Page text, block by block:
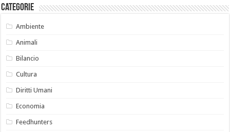
Categorie
Ambiente
Animali
Bilancio
Cultura
Diritti Umani
Economia
Feedhunters